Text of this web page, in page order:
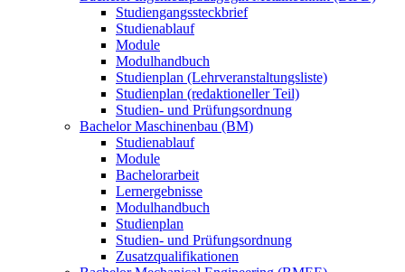
Studiengangssteckbrief
Studienablauf
Module
Modulhandbuch
Studienplan (Lehrveranstaltungsliste)
Studienplan (redaktioneller Teil)
Studien- und Prüfungsordnung
Bachelor Maschinenbau (BM)
Studienablauf
Module
Bachelorarbeit
Lernergebnisse
Modulhandbuch
Studienplan
Studien- und Prüfungsordnung
Zusatzqualifikationen